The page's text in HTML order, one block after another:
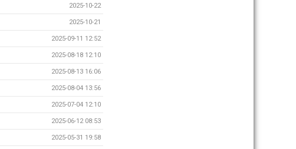
2025-10-22
2025-10-21
2025-09-11 12:52
2025-08-18 12:10
2025-08-13 16:06
2025-08-04 13:56
2025-07-04 12:10
2025-06-12 08:53
2025-05-31 19:58